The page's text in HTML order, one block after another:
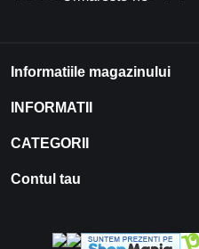
Informatiile magazinului
INFORMATII
CATEGORII
Contul tau